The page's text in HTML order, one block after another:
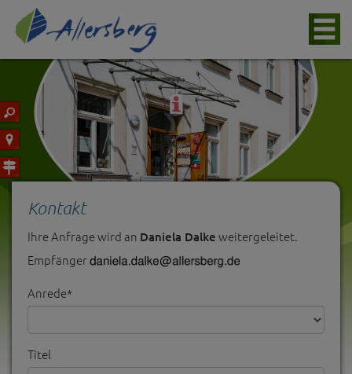
Kontakt
Ihre Anfrage wird an Daniela Dalke weitergeleitet.
Empfänger
Anrede*
Titel